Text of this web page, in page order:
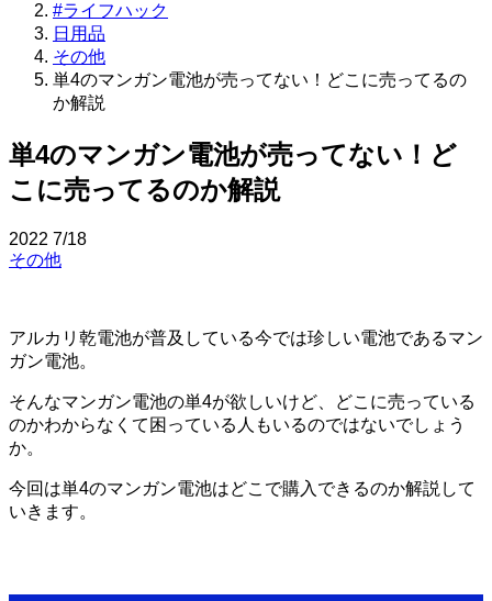
#ライフハック
日用品
その他
単4のマンガン電池が売ってない！どこに売ってるの
か解説
単4のマンガン電池が売ってない！ど
こに売ってるのか解説
2022 7/18
その他
アルカリ乾電池が普及している今では珍しい電池であるマン
ガン電池。
そんなマンガン電池の単4が欲しいけど、どこに売っている
のかわからなくて困っている人もいるのではないでしょう
か。
今回は単4のマンガン電池はどこで購入できるのか解説して
いきます。